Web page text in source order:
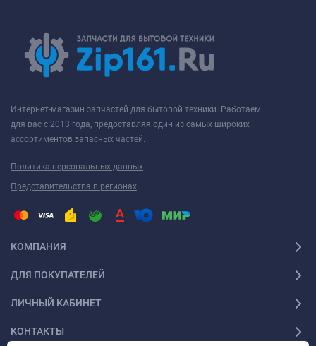
Интернет-магазин запчастей для бытовой техники. Работаем
для вас с 2013 года, предоставляя один из самых широких
ассортиментов запасных частей.
Политика персональных данных
Представительства в регионах
КОМПАНИЯ
ДЛЯ ПОКУПАТЕЛЕЙ
ЛИЧНЫЙ КАБИНЕТ
КОНТАКТЫ